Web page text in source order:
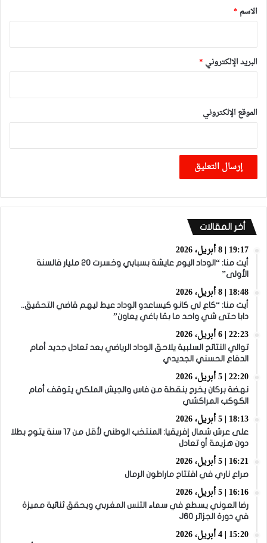
*
الاسم *
البريد الإلكتروني *
الموقع الإلكتروني
أخر المقالات
19:17 | 8 أبريل، 2026
أيت منا: “الوداد اليوم عايشة بسبابي وخسرت 20 مليار فالسنة
الأولى”
18:48 | 8 أبريل، 2026
أيت منا: “كاع لي كانو كيساعدو الوداد عيط ليهم قاضي التحقيق..
دابا حتى شي واحد ما بقا باغي يعاون”
22:23 | 6 أبريل، 2026
توالي النتائج السلبية يلاحق الوداد الرياضي بعد تعادل جديد أمام
الدفاع الحسني الجديدي
22:20 | 5 أبريل، 2026
نهضة بركان يخرج بنقطة من فاس والجيش الملكي يتوقف أمام
الكوكب المراكشي
18:13 | 5 أبريل، 2026
على عرش شمال إفريقيا: المنتخب الوطني لأقل من 17 سنة يتوج بطلا
دون هزيمة أو تعادل
16:21 | 5 أبريل، 2026
صراع ناري في افتتاح ماراطون الرمال
16:16 | 5 أبريل، 2026
رضا العوني يسطع في سماء التنس المغربي ويحقق ثنائية مميزة
في دورة الجزائر J60
15:20 | 4 أبريل، 2026